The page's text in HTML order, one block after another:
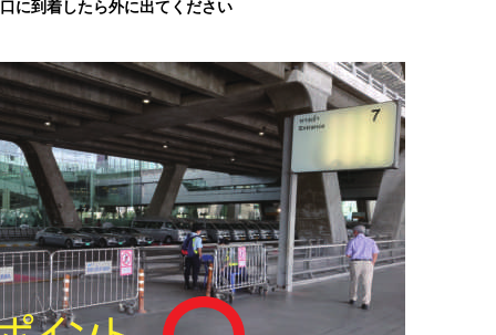
に到着したら外に出てください